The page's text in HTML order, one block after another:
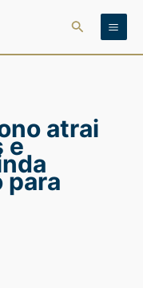
Pesquisar
atrai
e
para